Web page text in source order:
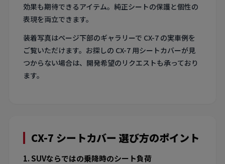
効果も期待できるアイテム。純正シートの保護と個性の
表現を両立できます。
装着写真はページ下部のギャラリーで CX-7 の実車例を
ご覧いただけます。お探しの CX-7 用シートカバーが見
つからない場合は、開発希望のリクエストも承っており
ます。
CX-7 シートカバー 選び方のポイント
1. SUVならではの乗降時のシート負荷